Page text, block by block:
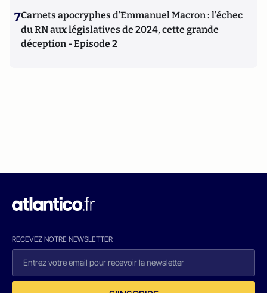
7Carnets apocryphes d’Emmanuel Macron : l’échec
du RN aux législatives de 2024, cette grande
déception - Episode 2
RECEVEZ NOTRE NEWSLETTER